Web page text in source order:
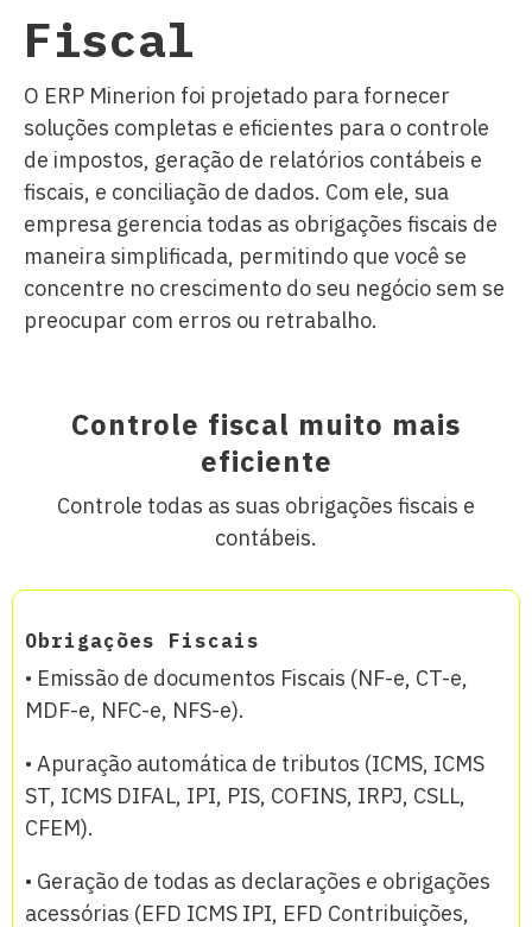
Fiscal
O ERP Minerion foi projetado para fornecer
soluções completas e eficientes para o controle
de impostos, geração de relatórios contábeis e
fiscais, e conciliação de dados. Com ele, sua
empresa gerencia todas as obrigações fiscais de
maneira simplificada, permitindo que você se
concentre no crescimento do seu negócio sem se
preocupar com erros ou retrabalho.
Controle fiscal muito mais
eficiente
Controle todas as suas obrigações fiscais e
contábeis.
Obrigações Fiscais
• Emissão de documentos Fiscais (NF-e, CT-e,
MDF-e, NFC-e, NFS-e).
• Apuração automática de tributos (ICMS, ICMS
ST, ICMS DIFAL, IPI, PIS, COFINS, IRPJ, CSLL,
CFEM).
• Geração de todas as declarações e obrigações
acessórias (EFD ICMS IPI, EFD Contribuições,